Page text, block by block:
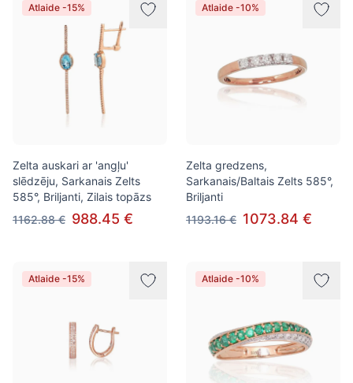
Atlaide -15%
Zelta auskari ar 'angļu'
slēdzēju, Sarkanais Zelts
585°, Briljanti, Zilais topāzs
1162.88 € 988.45 €
Atlaide -10%
Zelta gredzens,
Sarkanais/Baltais Zelts 585°,
Briljanti
1193.16 € 1073.84 €
Atlaide -15% Atlaide -10%